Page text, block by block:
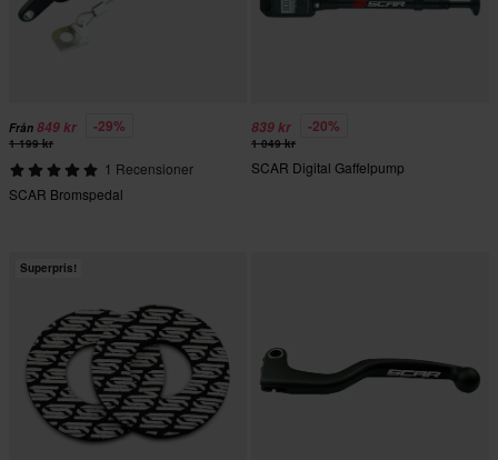
Från 849 kr -29%
1 199 kr
1 Recensioner
SCAR Bromspedal
839 kr -20%
1 049 kr
SCAR Digital Gaffelpump
Superpris!